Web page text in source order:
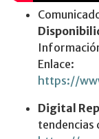
Enlace:
https://
Digital
tendencias